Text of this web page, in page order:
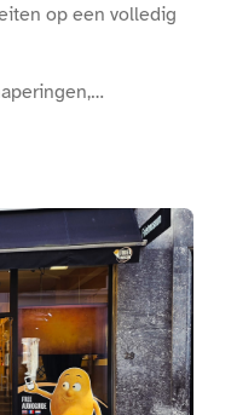
op een volledig
zijn!Het
animatie, sport,
van het
infopunt
beschikbaar.